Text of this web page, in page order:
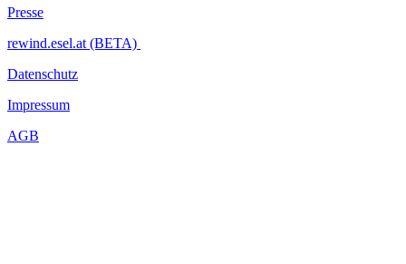
Presse
rewind.esel.at (BETA)
Datenschutz
Impressum
AGB